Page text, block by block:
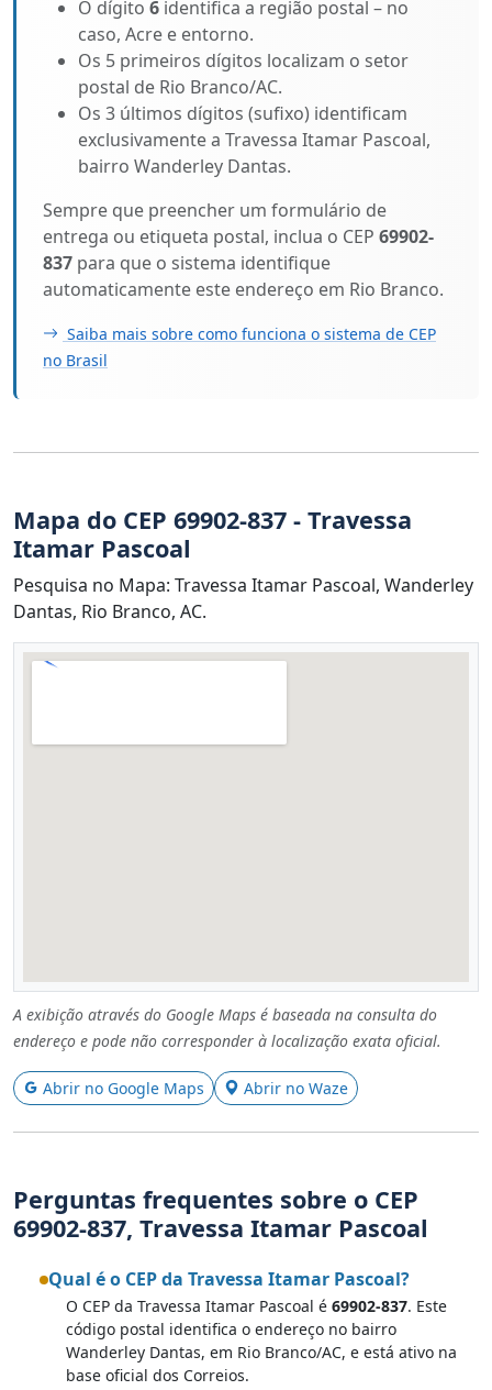
O dígito 6 identifica a região postal – no
caso, Acre e entorno.
Os 5 primeiros dígitos localizam o setor
postal de Rio Branco/AC.
Os 3 últimos dígitos (sufixo) identificam
exclusivamente a Travessa Itamar Pascoal,
bairro Wanderley Dantas.
Sempre que preencher um formulário de
entrega ou etiqueta postal, inclua o CEP 69902-
837 para que o sistema identifique
automaticamente este endereço em Rio Branco.
Saiba mais sobre como funciona o sistema de CEP
no Brasil
Mapa do CEP 69902-837 - Travessa
Itamar Pascoal
Pesquisa no Mapa: Travessa Itamar Pascoal, Wanderley
Dantas, Rio Branco, AC.
A exibição através do Google Maps é baseada na consulta do
endereço e pode não corresponder à localização exata oficial.
Abrir no Google Maps Abrir no Waze
Perguntas frequentes sobre o CEP
69902-837, Travessa Itamar Pascoal
Qual é o CEP da Travessa Itamar Pascoal?
O CEP da Travessa Itamar Pascoal é 69902-837. Este
código postal identifica o endereço no bairro
Wanderley Dantas, em Rio Branco/AC, e está ativo na
base oficial dos Correios.